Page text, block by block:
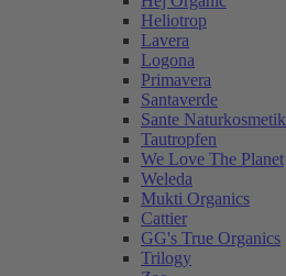
Heliotrop
Lavera
Logona
Primavera
Santaverde
Sante Naturkosmetik
Tautropfen
We Love The Planet
Weleda
Mukti Organics
Cattier
GG's True Organics
Trilogy